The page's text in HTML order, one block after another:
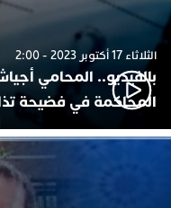
الثلاثاء 17 أكتوبر 2023 - 2:00
بالفيديو.. المحامي
المحاكمة في فضيحة